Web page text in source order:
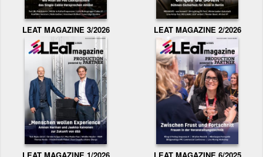
LEAT MAGAZINE 3/2026 LEAT MAGAZINE 2/2026